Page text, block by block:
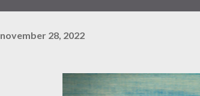
november 28, 2022